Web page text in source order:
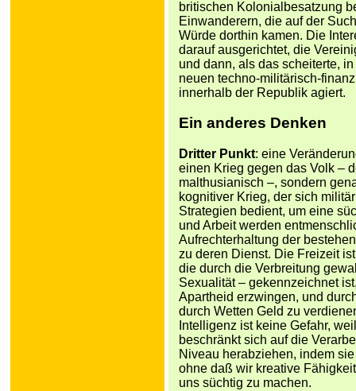
britischen Kolonialbesatzung
Einwanderern, die auf der
Würde dorthin kamen. Die
darauf ausgerichtet, die
und dann, als das scheiterte,
neuen techno-militärisch-
innerhalb der Republik agiert.
Ein anderes Denken
Dritter Punkt: eine
einen Krieg gegen das Volk –
malthusianisch –, sondern
kognitiver Krieg, der sich
Strategien bedient, um eine
und Arbeit werden
Aufrechterhaltung der
zu deren Dienst. Die Freizeit
die durch die Verbreitung
Sexualität – gekennzeichnet
Apartheid erzwingen, und
durch Wetten Geld zu
Intelligenz ist keine Gefahr,
beschränkt sich auf die
Niveau herabziehen, indem
ohne daß wir kreative
uns süchtig zu machen.